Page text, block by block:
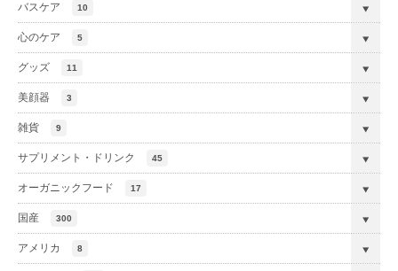
バスケア 10
心のケア 5
グッズ 11
美顔器 3
雑貨 9
サプリメント・ドリンク 45
オーガニックフード 17
国産 300
アメリカ 8